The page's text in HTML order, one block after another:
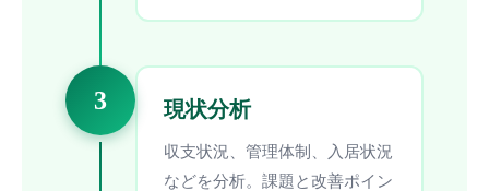
3 現状分析
収支状況、管理体制、入居状況
などを分析。課題と改善ポイン